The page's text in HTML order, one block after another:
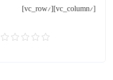
[/vc_column][/vc_row]